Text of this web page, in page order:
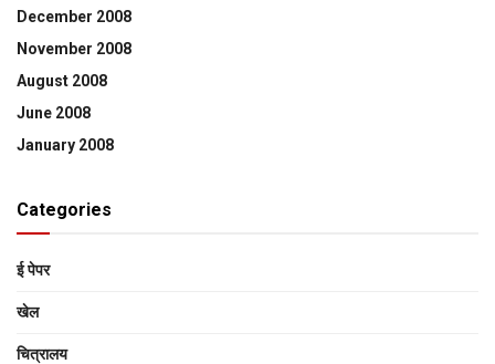
December 2008
November 2008
August 2008
June 2008
January 2008
Categories
ई पेपर
खेल
चित्रालय